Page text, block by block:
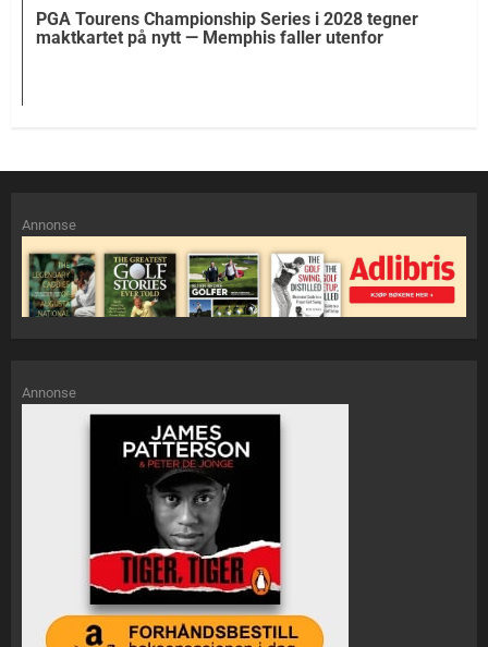
PGA Tourens Championship Series i 2028 tegner
maktkartet på nytt — Memphis faller utenfor
Annonse
Annonse